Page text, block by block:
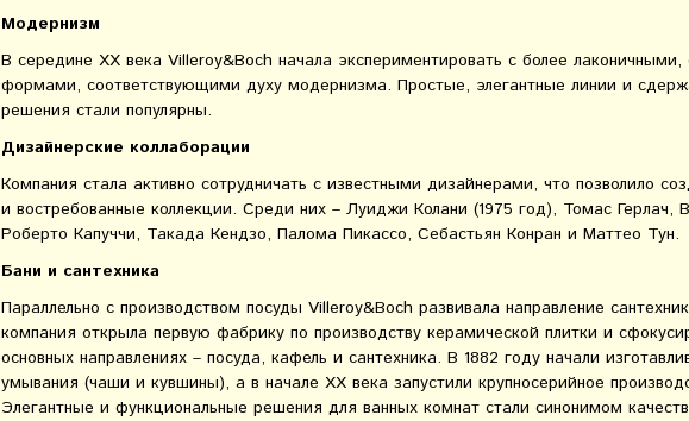
Модернизм
В середине XX века Villeroy&Boch начала экспериментировать с более
формами, соответствующими духу модернизма. Простые, элегантные линии и
решения стали популярны.
Дизайнерские коллаборации
Компания стала активно сотрудничать с известными дизайнерами, что позволило
и востребованные коллекции. Среди них – Луиджи Колани (1975 год), Томас Герлач,
Роберто Капуччи, Такада Кендзо, Палома Пикассо, Себастьян Конран и Маттео Тун.
Бани и сантехника
Параллельно с производством посуды Villeroy&Boch развивала направление
компания открыла первую фабрику по производству керамической плитки и
основных направлениях – посуда, кафель и сантехника. В 1882 году начали
умывания (чаши и кувшины), а в начале XX века запустили крупносерийное
Элегантные и функциональные решения для ванных комнат стали синонимом